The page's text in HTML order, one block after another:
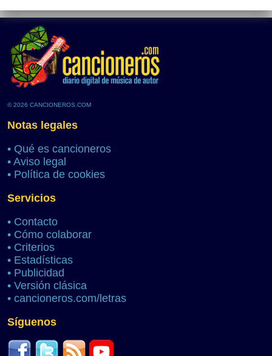
© 2026 CANCIONEROS.COM
Notas legales
• Qué es cancioneros
• Aviso legal
• Política de cookies
Servicios
• Contacto
• Cómo colaborar
• Criterios
• Estadísticas
• Publicidad
• Versión clásica
• cancioneros.com/letras
Síguenos